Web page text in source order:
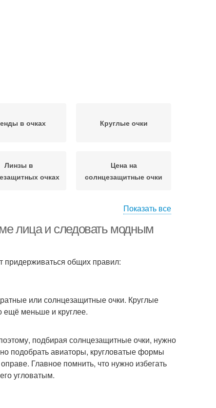
в очках Круглые очки
Линзы в
очках
Цена на
солнцезащитные очки
Показать все
лица и следовать модным
общих правил:
или солнцезащитные очки. Круглые
ещё меньше и круглее.
подбирая солнцезащитные очки, нужно
подобрать авиаторы, кругловатые формы
Главное помнить, что нужно избегать
угловатым.